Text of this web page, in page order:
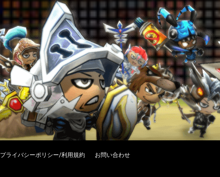
プライバシーポリシー/利用規約 お問い合わせ